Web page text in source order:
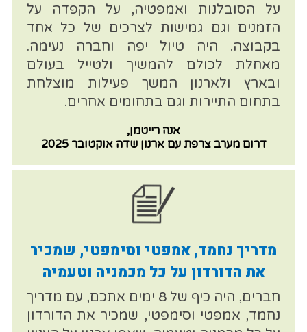
על הסובלנות ואמפטיה, על הקפדה על
הזמנים וגם גמישות לצרכים של כל אחד
בקבוצה. היה טיול יפה וחברה נעימה.
מאחלת לכולם להמשיך ולטייל בעולם
ובארץ ולארנון המשך פעילות מוצלחת
בתחום התיירות וגם בתחומים אחרים.
אנה רייטמן,
דרום מערב צרפת עם ארנון שדה אוקטובר 2025
מדריך נחמד, אמפטי וסימפטי, שמכיר
את הדורדון על כל מכמניה וטעמיה
חברים, היה כיף של 8 ימים אתכם, עם מדריך
נחמד, אמפטי וסימפטי, שמכיר את הדורדון